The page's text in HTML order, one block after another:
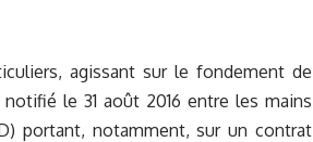
agissant sur le fondement de
le 31 août 2016 entre les mains
portant, notamment, sur un contrat